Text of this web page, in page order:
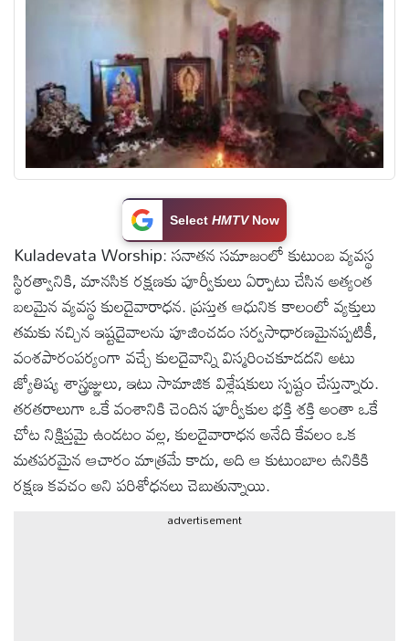
క్రీడలు
వ్యాపారం
లైఫ్
టెక్నాలజీ
స్పెషల్స్
కెరీర్ &
ఉద్యోగాలు
లైవ్
టీవి
Select HMTVNow
Kuladevata Worship: సనాతన సమాజంలో కుటుంబ వ్యవస్థ
స్థిరత్వానికి, మానసిక రక్షణకు పూర్వీకులు ఏర్పాటు చేసిన అత్యంత
బలమైన వ్యవస్థ కులదైవారాధన. ప్రస్తుత ఆధునిక కాలంలో వ్యక్తులు
తమకు నచ్చిన ఇష్టదైవాలను పూజించడం సర్వసాధారణమైనప్పటికీ,
వంశపారంపర్యంగా వచ్చే కులదైవాన్ని విస్మరించకూడదని అటు
జ్యోతిష్య శాస్త్రజ్ఞులు, ఇటు సామాజిక విశ్లేషకులు స్పష్టం చేస్తున్నారు.
తరతరాలుగా ఒకే వంశానికి చెందిన పూర్వీకుల భక్తి శక్తి అంతా ఒకే
చోట నిక్షిప్తమై ఉండటం వల్ల, కులదైవారాధన అనేది కేవలం ఒక
మతపరమైన ఆచారం మాత్రమే కాదు, అది ఆ కుటుంబాల ఉనికికి
రక్షణ కవచం అని పరిశోధనలు చెబుతున్నాయి.
advertisement